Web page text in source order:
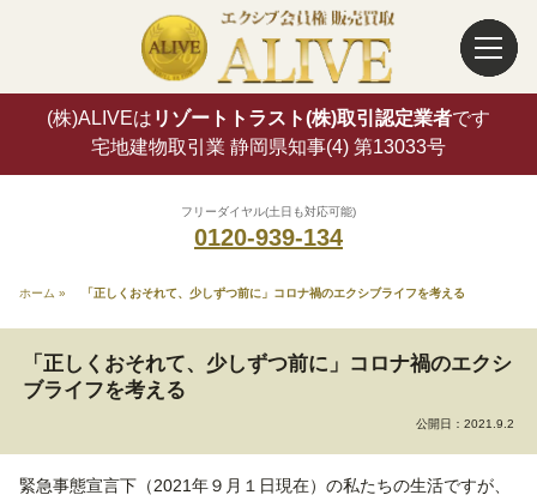
(株)ALIVEは リゾートトラスト(株)取引認定業者です
宅地建物取引業 静岡県知事(4) 第13033号
フリーダイヤル(土日も対応可能)
0120-939-134
ホーム » 「正しくおそれて、少しずつ前に」コロナ禍のエクシブライフを考える
「正しくおそれて、少しずつ前に」コロナ禍のエクシ
ブライフを考える
公開日： 2021.9.2
緊急事態宣言下（2021年９月１日現在）の私たちの生活ですが、